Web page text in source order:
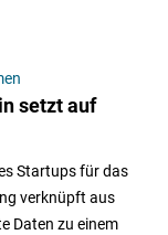
setzt auf
Startups für das
verknüpft aus
Daten zu einem